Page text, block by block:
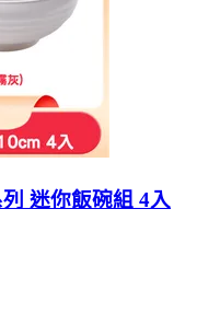
迷你飯碗組 4入